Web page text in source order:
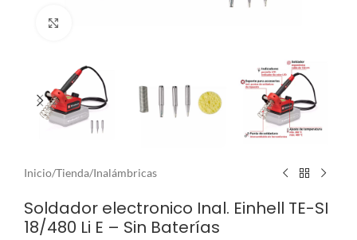
Inicio/Tienda/Inalámbricas
Soldador electronico Inal. Einhell TE-SI
18/480 Li E – Sin Baterías